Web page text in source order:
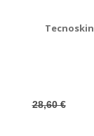
28,60 €